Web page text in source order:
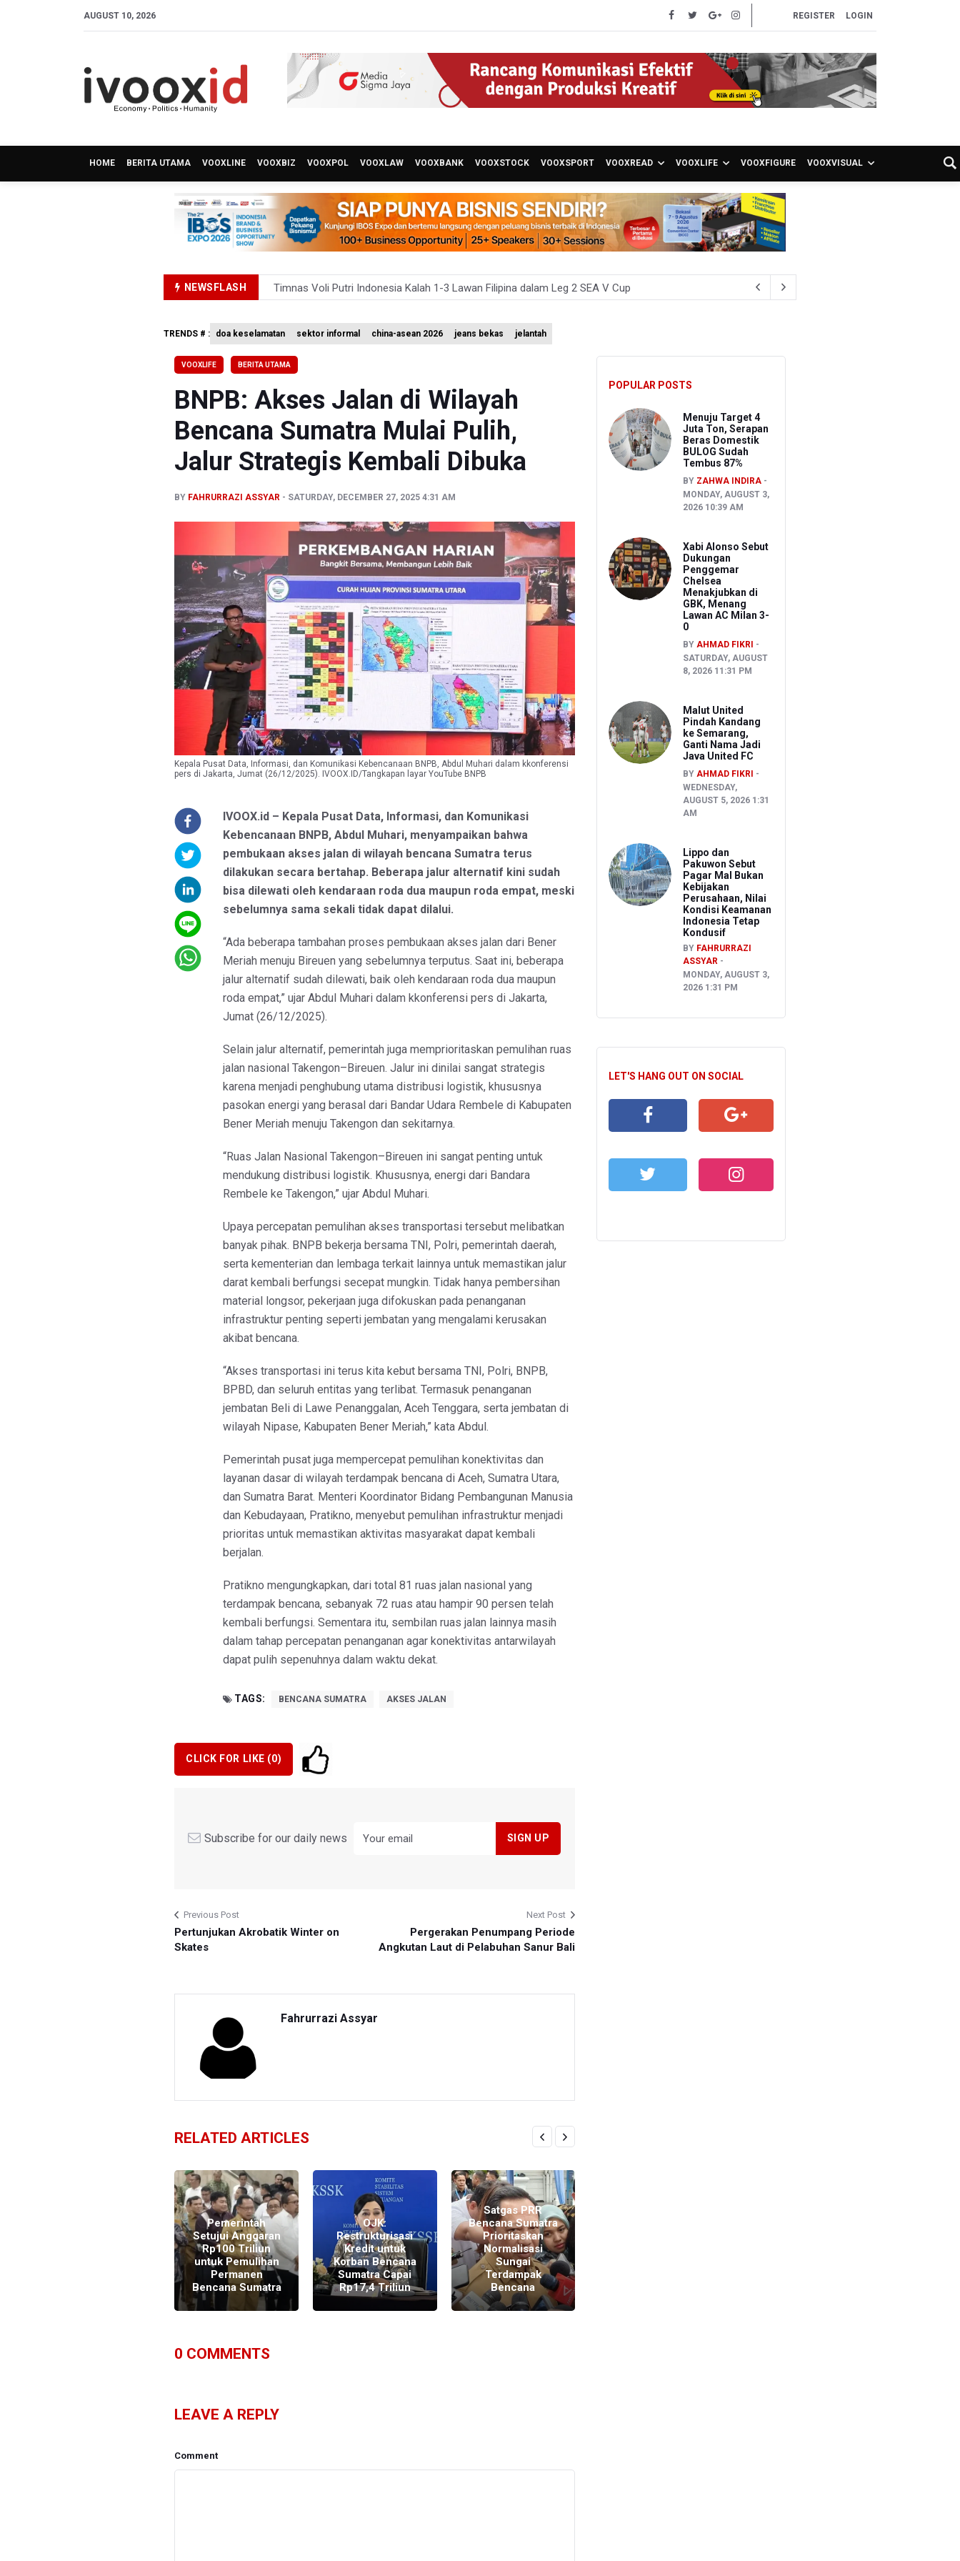
AUGUST 10, 2026 REGISTER LOGIN
HOME BERITA UTAMA VOOXLINE VOOXBIZ VOOXPOL VOOXLAW VOOXBANK VOOXSTOCK VOOXSPORT VOOXREAD VOOXLIFE VOOXFIGURE VOOXVISUAL
NEWSFLASH
PSSI Ajak Publik Tak Hujat Pelatih dan Pemain Timnas Indonesia Terkait Kekalahan di Piala AFF 2026
TNBTS Catat Area Terdampak Kebakaran Hutan dan Lahan di Gunung Bromo Capai 520 Hektare
Basarnas Akhiri Operasi Penyisiran Korban KMP Mutiara Sentosa 2
TRENDS # : doa keselamatan sektor informal china-asean 2026 jeans bekas jelantah
VOOXLIFE BERITA UTAMA
BNPB: Akses Jalan di Wilayah
Bencana Sumatra Mulai Pulih,
Jalur Strategis Kembali Dibuka
BY FAHRURRAZI ASSYAR SATURDAY, DECEMBER 27, 2025 4:31 AM
Kepala Pusat Data, Informasi, dan Komunikasi Kebencanaan BNPB, Abdul Muhari dalam kkonferensi
pers di Jakarta, Jumat (26/12/2025). IVOOX.ID/Tangkapan layar YouTube BNPB
IVOOX.id – Kepala Pusat Data, Informasi, dan Komunikasi
Kebencanaan BNPB, Abdul Muhari, menyampaikan bahwa
pembukaan akses jalan di wilayah bencana Sumatra terus
dilakukan secara bertahap. Beberapa jalur alternatif kini sudah
bisa dilewati oleh kendaraan roda dua maupun roda empat, meski
sebelumnya sama sekali tidak dapat dilalui.
“Ada beberapa tambahan proses pembukaan akses jalan dari Bener
Meriah menuju Bireuen yang sebelumnya terputus. Saat ini, beberapa
jalur alternatif sudah dilewati, baik oleh kendaraan roda dua maupun
roda empat,” ujar Abdul Muhari dalam kkonferensi pers di Jakarta,
Jumat (26/12/2025).
Selain jalur alternatif, pemerintah juga memprioritaskan pemulihan ruas
jalan nasional Takengon–Bireuen. Jalur ini dinilai sangat strategis
karena menjadi penghubung utama distribusi logistik, khususnya
pasokan energi yang berasal dari Bandar Udara Rembele di Kabupaten
Bener Meriah menuju Takengon dan sekitarnya.
“Ruas Jalan Nasional Takengon–Bireuen ini sangat penting untuk
mendukung distribusi logistik. Khususnya, energi dari Bandara
Rembele ke Takengon,” ujar Abdul Muhari.
Upaya percepatan pemulihan akses transportasi tersebut melibatkan
banyak pihak. BNPB bekerja bersama TNI, Polri, pemerintah daerah,
serta kementerian dan lembaga terkait lainnya untuk memastikan jalur
darat kembali berfungsi secepat mungkin. Tidak hanya pembersihan
material longsor, pekerjaan juga difokuskan pada penanganan
infrastruktur penting seperti jembatan yang mengalami kerusakan
akibat bencana.
“Akses transportasi ini terus kita kebut bersama TNI, Polri, BNPB,
BPBD, dan seluruh entitas yang terlibat. Termasuk penanganan
jembatan Beli di Lawe Penanggalan, Aceh Tenggara, serta jembatan di
wilayah Nipase, Kabupaten Bener Meriah,” kata Abdul.
Pemerintah pusat juga mempercepat pemulihan konektivitas dan
layanan dasar di wilayah terdampak bencana di Aceh, Sumatra Utara,
dan Sumatra Barat. Menteri Koordinator Bidang Pembangunan Manusia
dan Kebudayaan, Pratikno, menyebut pemulihan infrastruktur menjadi
prioritas untuk memastikan aktivitas masyarakat dapat kembali
berjalan.
Pratikno mengungkapkan, dari total 81 ruas jalan nasional yang
terdampak bencana, sebanyak 72 ruas atau hampir 90 persen telah
kembali berfungsi. Sementara itu, sembilan ruas jalan lainnya masih
dalam tahap percepatan penanganan agar konektivitas antarwilayah
dapat pulih sepenuhnya dalam waktu dekat.
TAGS: BENCANA SUMATRA AKSES JALAN
CLICK FOR LIKE (0)
Subscribe for our daily news
Previous Post
Pertunjukan Akrobatik Winter on
Skates
Next Post
Pergerakan Penumpang Periode
Angkutan Laut di Pelabuhan Sanur Bali
Fahrurrazi Assyar
RELATED ARTICLES
Pemerintah
Setujui Anggaran
Rp100 Triliun
untuk Pemulihan
Permanen
Bencana Sumatra
OJK:
Restrukturisasi
Kredit untuk
Korban Bencana
Sumatra Capai
Rp17,4 Triliun
Satgas PRR
Bencana Sumatra
Prioritaskan
Normalisasi
Sungai
Terdampak
Bencana
0 COMMENTS
LEAVE A REPLY
Comment
POPULAR POSTS
Menuju Target 4
Juta Ton, Serapan
Beras Domestik
BULOG Sudah
Tembus 87%
BY ZAHWA INDIRA
MONDAY, AUGUST 3,
2026 10:39 AM
Xabi Alonso Sebut
Dukungan
Penggemar
Chelsea
Menakjubkan di
GBK, Menang
Lawan AC Milan 3-
0
BY AHMAD FIKRI
SATURDAY, AUGUST
8, 2026 11:31 PM
Malut United
Pindah Kandang
ke Semarang,
Ganti Nama Jadi
Java United FC
BY AHMAD FIKRI
WEDNESDAY,
AUGUST 5, 2026 1:31
AM
Lippo dan
Pakuwon Sebut
Pagar Mal Bukan
Kebijakan
Perusahaan, Nilai
Kondisi Keamanan
Indonesia Tetap
Kondusif
BY FAHRURRAZI
ASSYAR
MONDAY, AUGUST 3,
2026 1:31 PM
LET'S HANG OUT ON SOCIAL